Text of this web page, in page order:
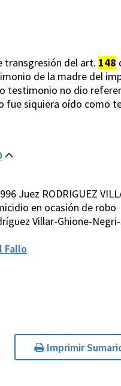
transgresión del art. 148
de la madre del
testimonio no dio
fue siquiera oído como
Juez RODRIGUEZ
en ocasión de robo
Villar-Ghione-
Fallo
Imprimir